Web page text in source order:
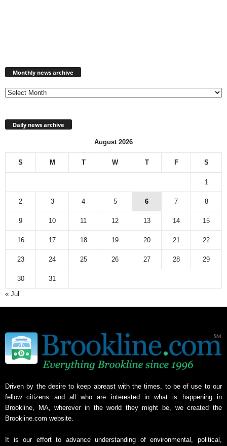
Monthly news archive
Daily news archive
August 2026
S M T W T F S
1
2 3 4 5 6 7 8
9 10 11 12 13 14 15
16 17 18 19 20 21 22
23 24 25 26 27 28 29
30
31
« Jul
Driven by the desire to keep abreast with the times, to be of use to our
fellow citizens and all who are interested in what is happening in
Brookline, MA, wherever in the world they might be, we created the
Brookline.com website.
It is our effort to advance understanding of environmental, political,